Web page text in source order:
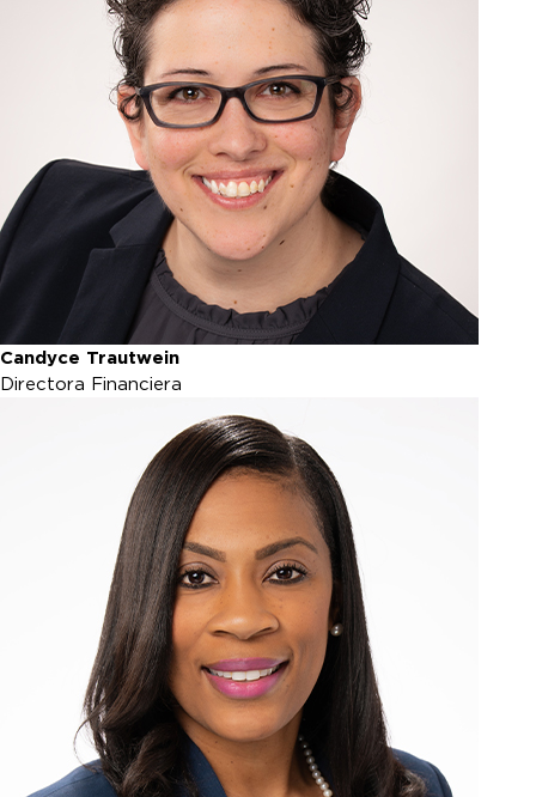
Candyce Trautwein
Directora Financiera